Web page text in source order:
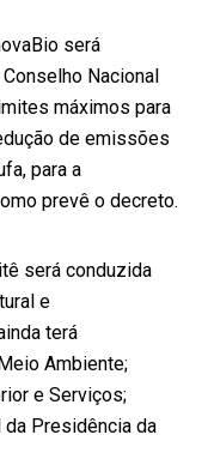
será
Nacional
máximos para
de emissões
para a
prevê o decreto.
será conduzida
e
terá
Ambiente;
e Serviços;
da Presidência da